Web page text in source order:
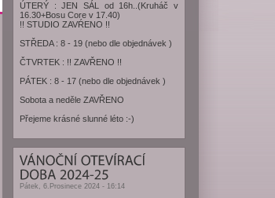
ÚTERÝ : JEN SÁL od 16h..(Kruháč v
16.30+Bosu Core v 17.40)
!! STUDIO ZAVŔENO !!
STŘEDA : 8 - 19 (nebo dle objednávek )
ČTVRTEK : !! ZAVŘENO !!
PÁTEK : 8 - 17 (nebo dle objednávek )
Sobota a neděle ZAVŘENO
Přejeme krásné slunné léto :-)
Pátek, 6.Prosinece 2024 - 16:14